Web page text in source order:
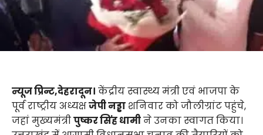
न्यूज प्रिन्ट,देहरादून। केंद्रीय स्वास्थ्य मंत्री एवं भाजपा के
पूर्व राष्ट्रीय अध्यक्षजेपी नड्डा शनिवार को जौलीग्रांट पहुंचे,
जहां मुख्यमंत्रीपुष्कर सिंह धामीने उनका स्वागत किया।